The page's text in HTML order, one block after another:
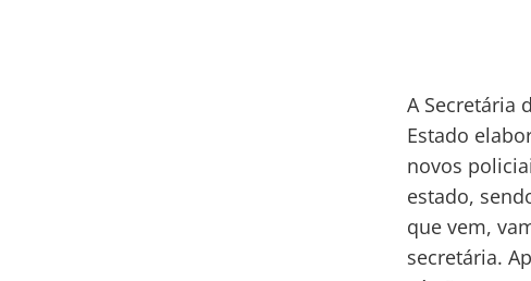
A Secretária
Estado
novos
estado,
que vem,
secretária.